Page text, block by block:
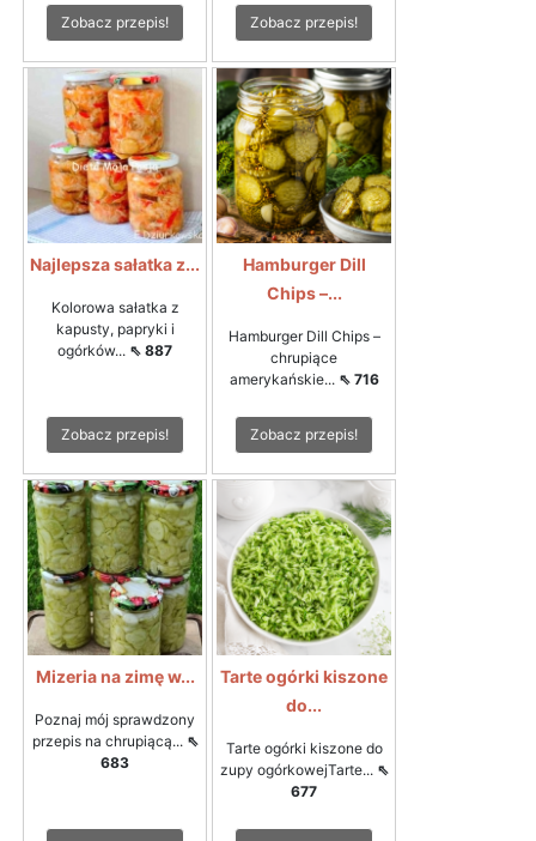
Zobacz przepis!
Zobacz przepis!
Najlepsza sałatka z...
Kolorowa sałatka z
kapusty, papryki i
ogórków... ⇖ 887
Zobacz przepis!
Hamburger Dill
Chips –...
Hamburger Dill Chips –
chrupiące
amerykańskie... ⇖ 716
Zobacz przepis!
Mizeria na zimę w...
Poznaj mój sprawdzony
przepis na chrupiącą... ⇖
683
Tarte ogórki kiszone
do...
Tarte ogórki kiszone do
zupy ogórkowejTarte... ⇖
677